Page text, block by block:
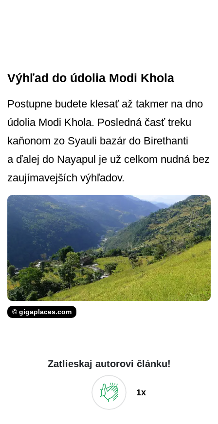
Výhľad do údolia Modi Khola
Postupne budete klesať až takmer na dno
údolia Modi Khola. Posledná časť treku
kaňonom zo Syauli bazár do Birethanti
a ďalej do Nayapul je už celkom nudná bez
zaujímavejších výhľadov.
© gigaplaces.com
Zatlieskaj autorovi článku!
1x